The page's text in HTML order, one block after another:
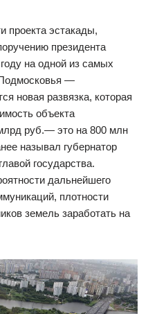
проекта эстакады,
президента
на одной из самых
—
новая развязка, которая
объекта
руб.— это на 800 млн
называл губернатор
государства.
дальнейшего
плотности
земель заработать на